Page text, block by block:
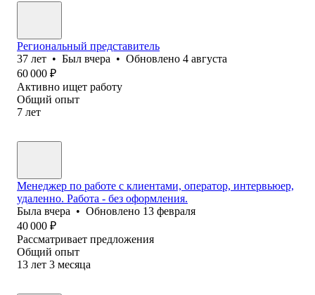
Региональный представитель
37 лет • Был вчера • Обновлено 4 августа
60 000 ₽
Активно ищет работу
Общий опыт
7 лет
Менеджер по работе с клиентами, оператор, интервьюер,
удаленно. Работа - без оформления.
Была вчера • Обновлено 13 февраля
40 000 ₽
Рассматривает предложения
Общий опыт
13 лет 3 месяца